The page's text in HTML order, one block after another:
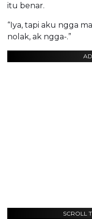
itu benar.
“Iya, tapi aku ngga
nolak, ak ngga-.”
SCROLL